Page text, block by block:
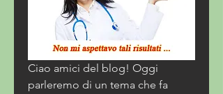
Ciao amici del blog! Oggi
parleremo di un tema che fa